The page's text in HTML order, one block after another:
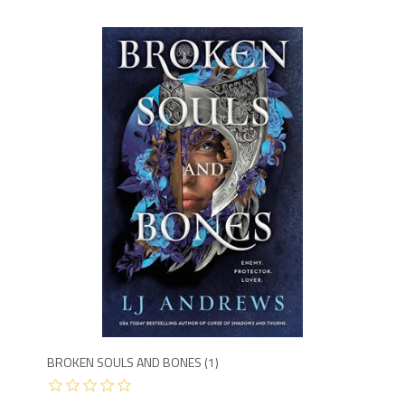
BROKEN SOULS AND BONES (1)